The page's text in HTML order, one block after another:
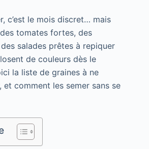
c’est le mois discret… mais
tomates fortes, des
salades prêtes à repiquer
de couleurs dès le
la liste de graines à ne
et comment les semer sans se